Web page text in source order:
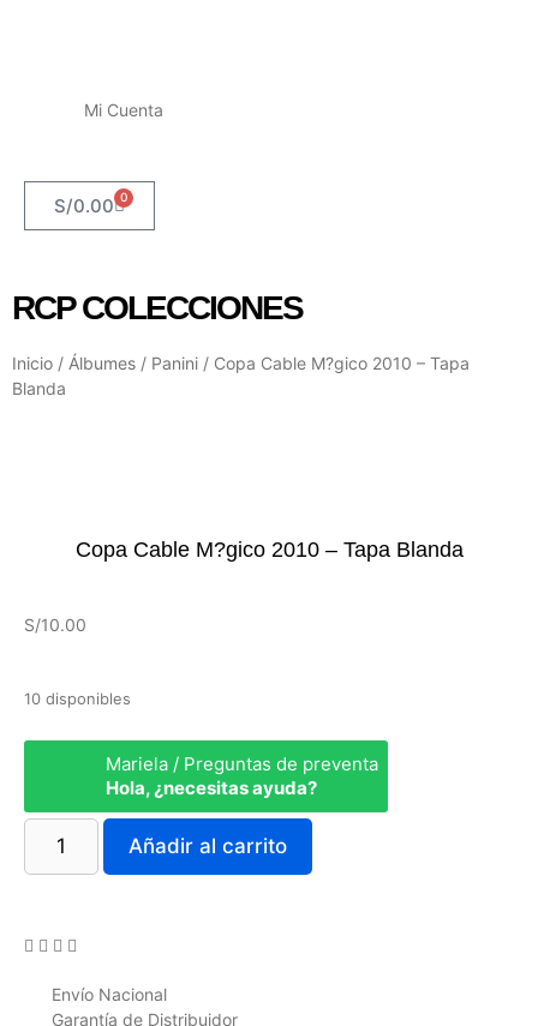
Mi Cuenta
S/0.00 0
RCP COLECCIONES
Inicio / Álbumes / Panini / Copa Cable M?gico 2010 – Tapa
Blanda
Copa Cable M?gico 2010 – Tapa Blanda
S/10.00
10 disponibles
Mariela / Preguntas de preventa
Hola, ¿necesitas ayuda?
Añadir al carrito
Envío Nacional
Garantía de Distribuidor